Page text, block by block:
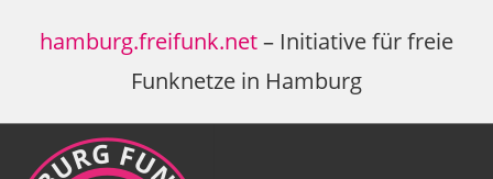
Inhalthamburg.freifunk.net– Initiative für freie
Funknetze in Hamburg